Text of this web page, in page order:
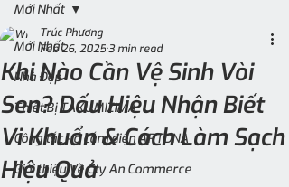
Mới Nhất
Nhà Đẹp
Thiết Bị TAKUMIZIMA
Công tắc - ổ cắm điện ARTDNA
Giới thiệu Về Cty An Commerce
Mới Nhất
Khi Nào Cần Vệ Sinh Vòi
Sen? Dấu Hiệu Nhận Biết
Vi Khuẩn & Cách Làm Sạch
Hiệu Quả
Trúc Phương
Feb 26, 20253 min read